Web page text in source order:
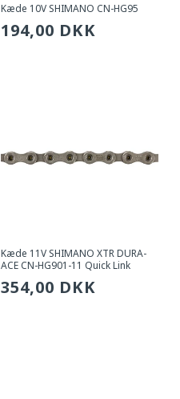
Kæde 10V SHIMANO CN-HG95
Sædvanlig
194,00 DKK
Kæde 11V SHIMANO XTR DURA-
ACE CN-HG901-11 Quick Link
Sædvanlig
354,00 DKK